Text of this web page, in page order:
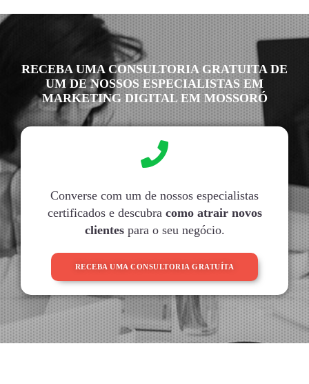
RECEBA UMA CONSULTORIA GRATUITA DE
UM DE NOSSOS ESPECIALISTAS EM
MARKETING DIGITAL EM MOSSORÓ
Converse com um de nossos especialistas
certificados e descubra como atrair novos
clientespara o seu negócio.
RECEBA UMA CONSULTORIA GRATUÍTA